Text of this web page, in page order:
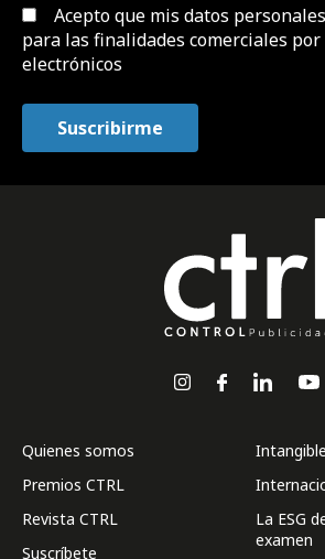
Acepto que mis datos
para las finalidades comerciales por
electrónicos
Quienes somos
Premios CTRL
Revista CTRL
Suscríbete
La ESG
examen